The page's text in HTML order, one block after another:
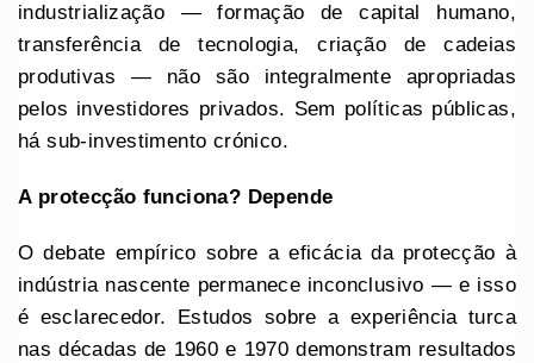
industrialização — formação de capital humano,
transferência de tecnologia, criação de cadeias
produtivas — não são integralmente apropriadas
pelos investidores privados. Sem políticas públicas,
há sub-investimento crónico.
A protecção funciona? Depende
O debate empírico sobre a eficácia da protecção à
indústria nascente permanece inconclusivo — e isso
é esclarecedor. Estudos sobre a experiência turca
nas décadas de 1960 e 1970 demonstram resultados